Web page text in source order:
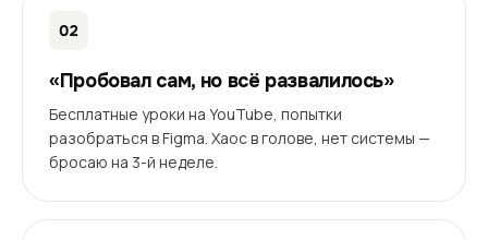
02
«Пробовал сам, но всё развалилось»
Бесплатные уроки на YouTube, попытки
разобраться в Figma. Хаос в голове, нет системы —
бросаю на 3-й неделе.